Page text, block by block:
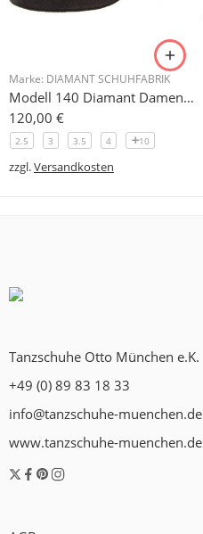
Marke: DIAMANT SCHUHFABRIK
Modell 140 Diamant Damen Trainerschuh Microfaser 3,7 cm
120,00 €
2.5 3 3.5 4 10
zzgl.Versandkosten
Tanzschuhe Otto München e.K.
+49 (0) 89 83 18 33
info@tanzschuhe-muenchen.de
www.tanzschuhe-muenchen.de